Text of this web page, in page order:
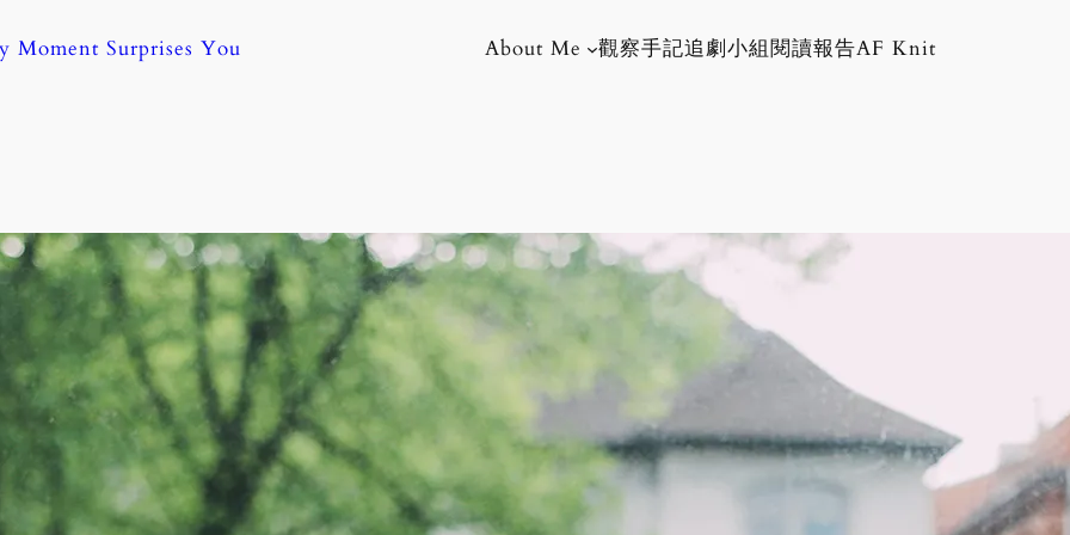
Moment Surprises You About Me 觀察手記追劇小組閱讀報告AF Knit